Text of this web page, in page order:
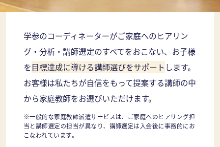
学参のコーディネーターがご家庭へのヒアリン
グ・分析・講師選定のすべてをおこない、お子様
を目標達成に導ける講師選びをサポート します。
お客様は私たちが自信をもって提案する講師の中
から家庭教師をお選びいただけます。
※一般的な家庭教師派遣サービスは、ご家庭へのヒアリング担
当と講師選定の担当が異なり、講師選定は入会後に事務的にお
こなわれています。